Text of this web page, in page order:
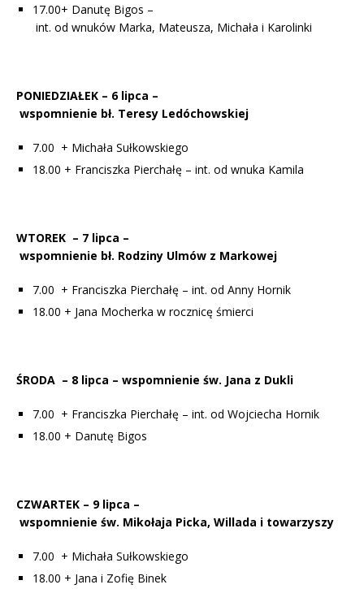
17.00+ Danutę Bigos –
int. od wnuków Marka, Mateusza, Michała i Karolinki
PONIEDZIAŁEK – 6 lipca –
wspomnienie bł. Teresy Ledóchowskiej
7.00 + Michała Sułkowskiego
18.00 + Franciszka Pierchałę – int. od wnuka Kamila
WTOREK – 7 lipca –
wspomnienie bł. Rodziny Ulmów z Markowej
7.00 + Franciszka Pierchałę – int. od Anny Hornik
18.00 + Jana Mocherka w rocznicę śmierci
ŚRODA – 8 lipca – wspomnienie św. Jana z Dukli
7.00 + Franciszka Pierchałę – int. od Wojciecha Hornik
18.00 + Danutę Bigos
CZWARTEK – 9 lipca –
wspomnienie św. Mikołaja Picka, Willada i towarzyszy
7.00 + Michała Sułkowskiego
18.00 + Jana i Zofię Binek